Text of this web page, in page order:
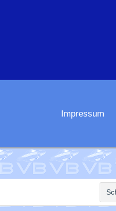
Impressum